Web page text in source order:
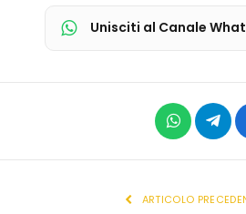
Unisciti al Canale
WhatsApp
ARTICOLO